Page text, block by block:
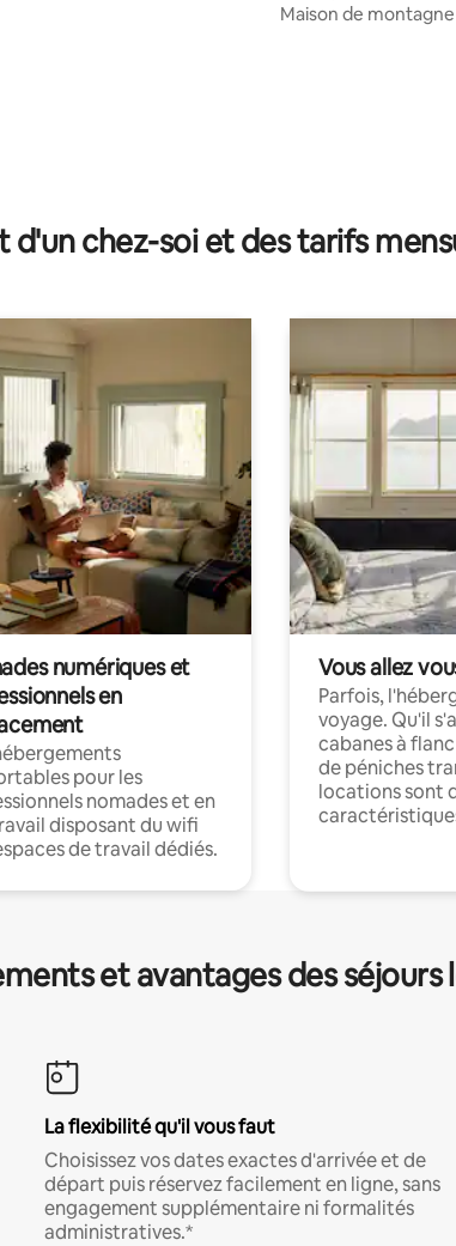
base de 194 commentaires : 4,88 sur 5
Maison de
d'un chez-soi et des tarifs
numériques et
en
pour les
nomades et en
disposant du wifi
de travail dédiés.
Vous allez
Parfois,
voyage. Qu'il
cabanes à
de péniches
locations sont
et avantages des séjours
La flexibilité qu'il vous faut
Choisissez vos dates exactes d'arrivée et de
départ puis réservez facilement en ligne, sans
engagement supplémentaire ni formalités
administratives.*